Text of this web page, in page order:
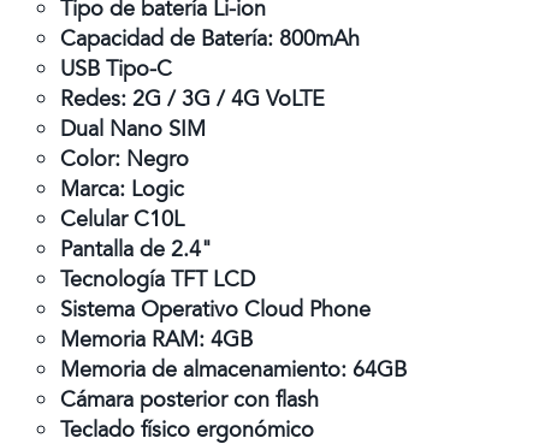
Tipo de batería Li-ion
Capacidad de Batería: 800mAh
USB Tipo-C
Redes: 2G / 3G / 4G VoLTE
Dual Nano SIM
Color: Negro
Marca: Logic
Celular C10L
Pantalla de 2.4"
Tecnología TFT LCD
Sistema Operativo Cloud Phone
Memoria RAM: 4GB
Memoria de almacenamiento: 64GB
Cámara posterior con flash
Teclado físico ergonómico